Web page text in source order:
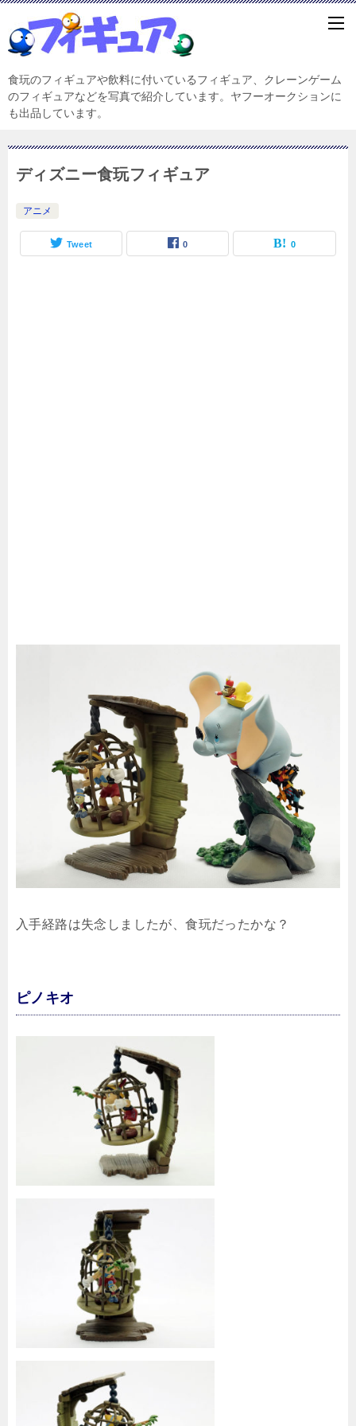
食玩のフィギュアや飲料に付いているフィギュア、クレーンゲーム
のフィギュアなどを写真で紹介しています。ヤフーオークションに
も出品しています。
ディズニー食玩フィギュア
アニメ
Tweet 0 0
入手経路は失念しましたが、食玩だったかな？
ピノキオ